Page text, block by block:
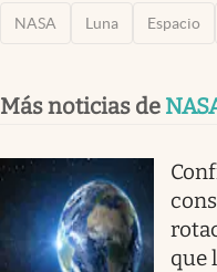
NASA Luna Espacio
Más noticias de
que